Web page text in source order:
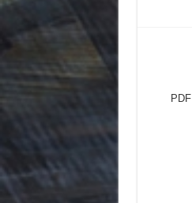
کاتالوگ لکسوس ES مدل 2013 نوع فایل: PDF